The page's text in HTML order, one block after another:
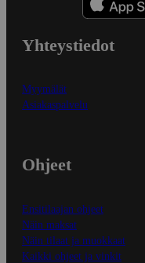
Yhteystiedot
Myymälät
Asiakaspalvelu
Ohjeet
Ensitilaajan ohjeet
Näin maksat
Näin tilaat ja muokkaat
Kaikki ohjeet ja vinkit